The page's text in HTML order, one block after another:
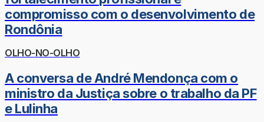
compromisso com o desenvolvimento de
Rondônia
OLHO-NO-OLHO
A conversa de André Mendonça com o
ministro da Justiça sobre o trabalho da PF
e Lulinha